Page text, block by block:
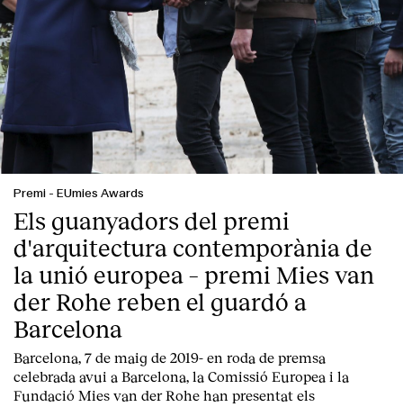
Premi - EUmies Awards
Els guanyadors del premi
d'arquitectura contemporània de
la unió europea – premi Mies van
der Rohe reben el guardó a
Barcelona
Barcelona, 7 de maig de 2019- en roda de premsa
celebrada avui a Barcelona, la Comissió Europea i la
Fundació Mies van der Rohe han presentat els